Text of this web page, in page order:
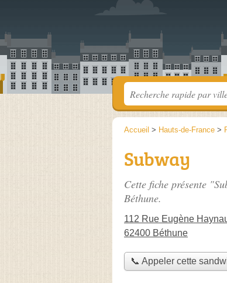
Accueil > Hauts-de-France >
Subway
Cette fiche présente
Béthune.
112 Rue Eugène
62400 Béthune
📞 Appeler cette